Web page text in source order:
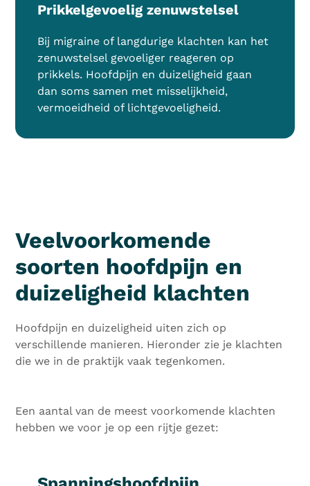
Prikkelgevoelig zenuwstelsel
Bij migraine of langdurige klachten kan het
zenuwstelsel gevoeliger reageren op
prikkels. Hoofdpijn en duizeligheid gaan
dan soms samen met misselijkheid,
vermoeidheid of lichtgevoeligheid.
Veelvoorkomende
soorten hoofdpijn en
duizeligheid klachten
Hoofdpijn en duizeligheid uiten zich op
verschillende manieren. Hieronder zie je klachten
die we in de praktijk vaak tegenkomen.
Een aantal van de meest voorkomende klachten
hebben we voor je op een rijtje gezet: